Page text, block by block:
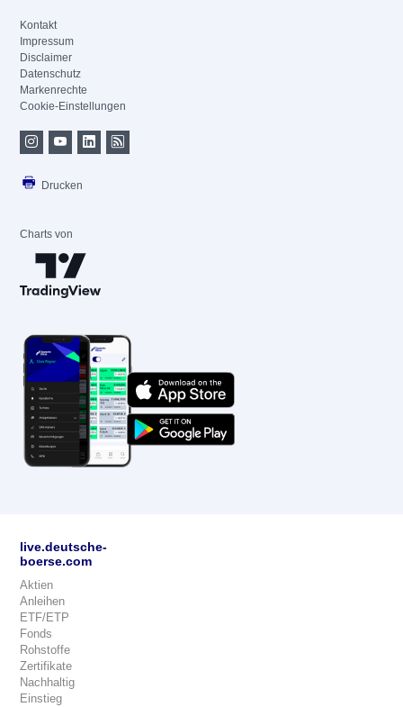
Kontakt
Impressum
Disclaimer
Datenschutz
Markenrechte
Cookie-Einstellungen
Drucken
Charts von
live.deutsche-
boerse.com
Aktien
Anleihen
ETF/ETP
Fonds
Rohstoffe
Zertifikate
Nachhaltig
Einstieg